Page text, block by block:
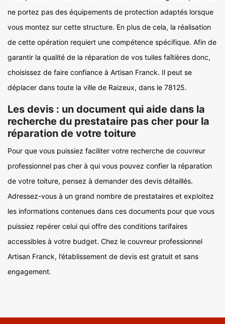
ne portez pas des équipements de protection adaptés lorsque
vous montez sur cette structure. En plus de cela, la réalisation
de cette opération requiert une compétence spécifique. Afin de
garantir la qualité de la réparation de vos tuiles faîtières donc,
choisissez de faire confiance à Artisan Franck. Il peut se
déplacer dans toute la ville de Raizeux, dans le 78125.
Les devis : un document qui aide dans la
recherche du prestataire pas cher pour la
réparation de votre toiture
Pour que vous puissiez faciliter votre recherche de couvreur
professionnel pas cher à qui vous pouvez confier la réparation
de votre toiture, pensez à demander des devis détaillés.
Adressez-vous à un grand nombre de prestataires et exploitez
les informations contenues dans ces documents pour que vous
puissiez repérer celui qui offre des conditions tarifaires
accessibles à votre budget. Chez le couvreur professionnel
Artisan Franck, l’établissement de devis est gratuit et sans
engagement.